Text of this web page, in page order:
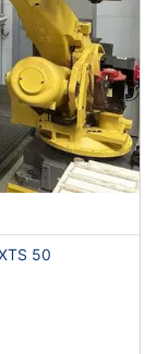
50